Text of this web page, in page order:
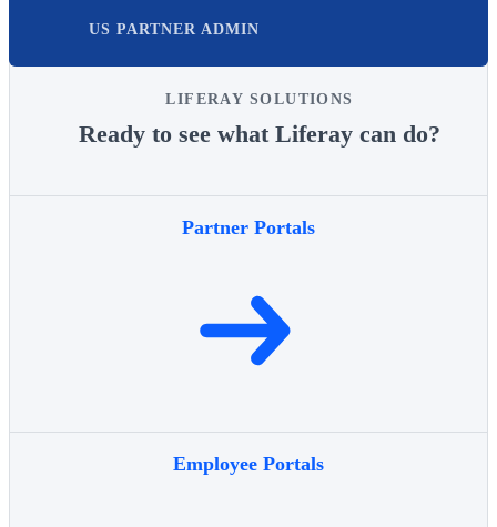
US PARTNER ADMIN
LIFERAY SOLUTIONS
Ready to see what Liferay can do?
Partner Portals
Employee Portals